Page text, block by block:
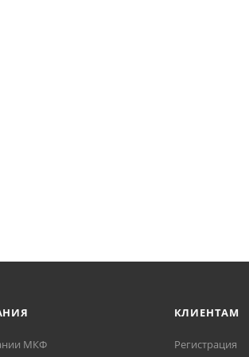
МКФ
КЛИЕНТАМ
Регистрация